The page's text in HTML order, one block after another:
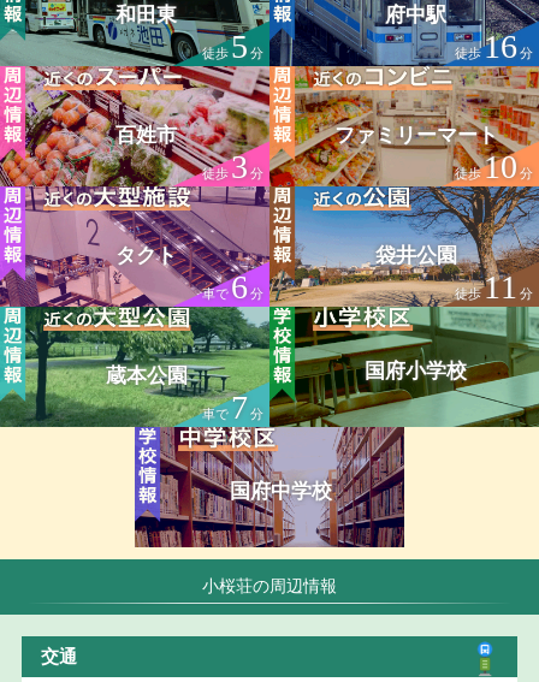
和田東
徒歩5分
府中駅
徒歩16分
百姓市
徒歩3分
ファミリーマート
徒歩10分
タクト
車で6分
袋井公園
徒歩11 分
蔵本公園
車で7分
国府小学校
国府中学校
小桜荘の周辺情報
交通